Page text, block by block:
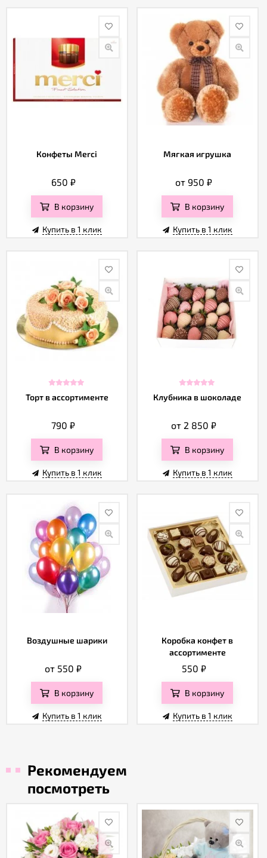
Конфеты Merci
650 ₽
В корзину
Купить в 1 клик
Мягкая игрушка
от 950₽
В корзину
Купить в 1 клик
Торт в ассортименте
790₽
В корзину
Купить в 1 клик
Клубника в шоколаде
от 2 850₽
В корзину
Купить в 1 клик
Воздушные шарики
от 550₽
В корзину
Купить в 1 клик
Коробка конфет в
ассортименте
550 ₽
В корзину
Купить в 1 клик
Рекомендуем
посмотреть